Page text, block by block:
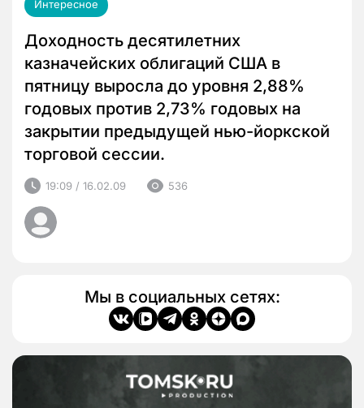
Интересное
Доходность десятилетних
казначейских облигаций США в
пятницу выросла до уровня 2,88%
годовых против 2,73% годовых на
закрытии предыдущей нью-йоркской
торговой сессии.
19:09 / 16.02.09 536
Мы в социальных сетях: